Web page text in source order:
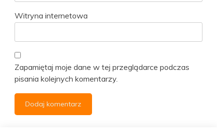
Witryna internetowa
Zapamiętaj moje dane w tej przeglądarce podczas
pisania kolejnych komentarzy.